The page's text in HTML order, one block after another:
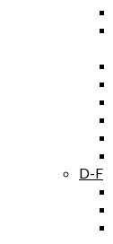
D-F